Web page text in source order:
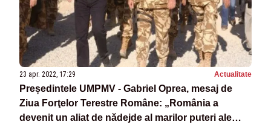
23 apr. 2022, 17:29 Actualitate
Președintele UMPMV - Gabriel Oprea, mesaj de
Ziua Forţelor Terestre Române: „România a
devenit un aliat de nădejde al marilor puteri ale